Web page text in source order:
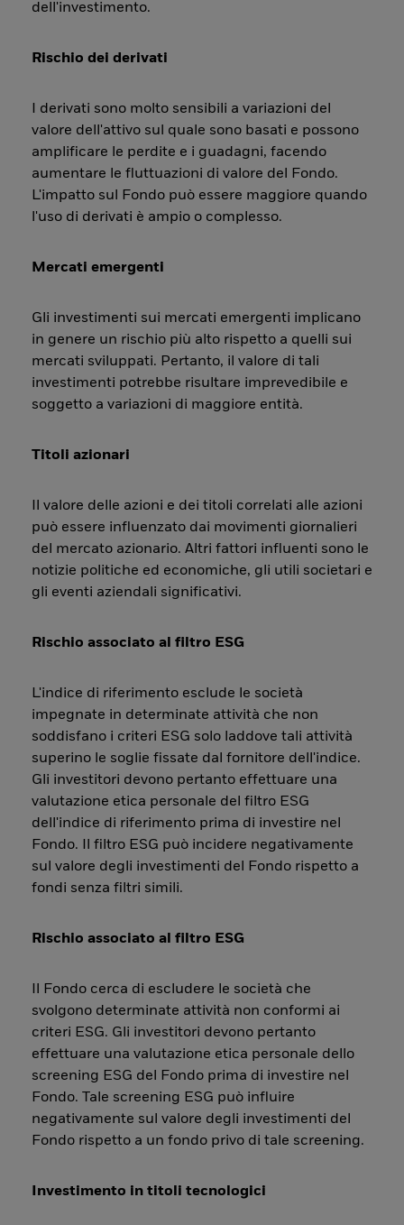
dell'investimento.
Rischio dei derivati
I derivati sono molto sensibili a variazioni del
valore dell'attivo sul quale sono basati e possono
amplificare le perdite e i guadagni, facendo
aumentare le fluttuazioni di valore del Fondo.
L'impatto sul Fondo può essere maggiore quando
l'uso di derivati è ampio o complesso.
Mercati emergenti
Gli investimenti sui mercati emergenti implicano
in genere un rischio più alto rispetto a quelli sui
mercati sviluppati. Pertanto, il valore di tali
investimenti potrebbe risultare imprevedibile e
soggetto a variazioni di maggiore entità.
Titoli azionari
Il valore delle azioni e dei titoli correlati alle azioni
può essere influenzato dai movimenti giornalieri
del mercato azionario. Altri fattori influenti sono le
notizie politiche ed economiche, gli utili societari e
gli eventi aziendali significativi.
Rischio associato al filtro ESG
L'indice di riferimento esclude le società
impegnate in determinate attività che non
soddisfano i criteri ESG solo laddove tali attività
superino le soglie fissate dal fornitore dell'indice.
Gli investitori devono pertanto effettuare una
valutazione etica personale del filtro ESG
dell'indice di riferimento prima di investire nel
Fondo. Il filtro ESG può incidere negativamente
sul valore degli investimenti del Fondo rispetto a
fondi senza filtri simili.
Rischio associato al filtro ESG
Il Fondo cerca di escludere le società che
svolgono determinate attività non conformi ai
criteri ESG. Gli investitori devono pertanto
effettuare una valutazione etica personale dello
screening ESG del Fondo prima di investire nel
Fondo. Tale screening ESG può influire
negativamente sul valore degli investimenti del
Fondo rispetto a un fondo privo di tale screening.
Investimento in titoli tecnologici